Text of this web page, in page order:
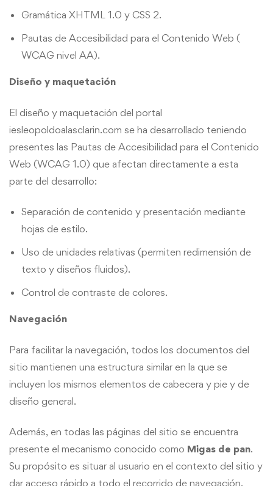
Gramática XHTML 1.0 y CSS 2.
Pautas de Accesibilidad para el Contenido Web (
WCAG nivel AA).
Diseño y maquetación
El diseño y maquetación del portal
iesleopoldoalasclarin.com se ha desarrollado teniendo
presentes las Pautas de Accesibilidad para el Contenido
Web (WCAG 1.0) que afectan directamente a esta
parte del desarrollo:
Separación de contenido y presentación mediante
hojas de estilo.
Uso de unidades relativas (permiten redimensión de
texto y diseños fluidos).
Control de contraste de colores.
Navegación
Para facilitar la navegación, todos los documentos del
sitio mantienen una estructura similar en la que se
incluyen los mismos elementos de cabecera y pie y de
diseño general.
Además, en todas las páginas del sitio se encuentra
presente el mecanismo conocido como Migas de pan.
Su propósito es situar al usuario en el contexto del sitio y
dar acceso rápido a todo el recorrido de navegación.